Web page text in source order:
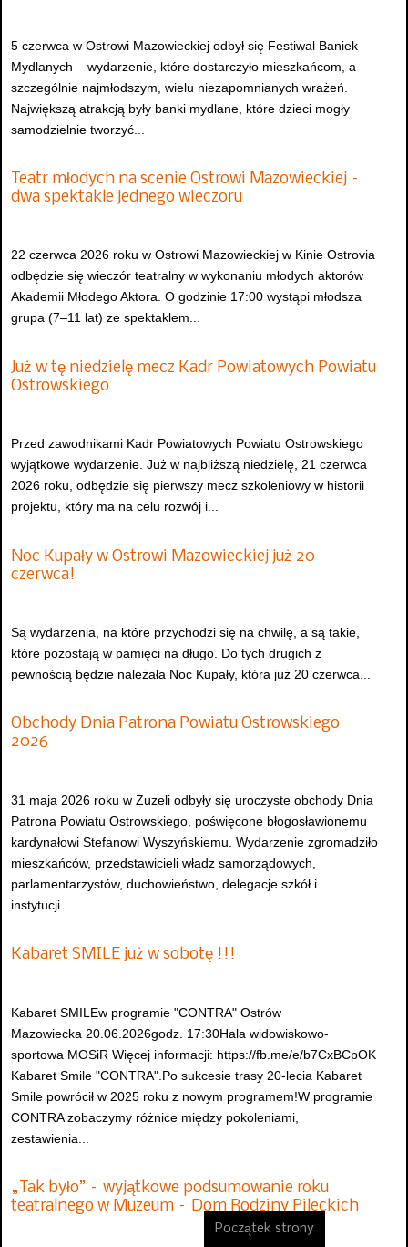
5 czerwca w Ostrowi Mazowieckiej odbył się Festiwal Baniek
Mydlanych – wydarzenie, które dostarczyło mieszkańcom, a
szczególnie najmłodszym, wielu niezapomnianych wrażeń.
Największą atrakcją były banki mydlane, które dzieci mogły
samodzielnie tworzyć...
Teatr młodych na scenie Ostrowi Mazowieckiej –
dwa spektakle jednego wieczoru
22 czerwca 2026 roku w Ostrowi Mazowieckiej w Kinie Ostrovia
odbędzie się wieczór teatralny w wykonaniu młodych aktorów
Akademii Młodego Aktora. O godzinie 17:00 wystąpi młodsza
grupa (7–11 lat) ze spektaklem...
Już w tę niedzielę mecz Kadr Powiatowych Powiatu
Ostrowskiego
Przed zawodnikami Kadr Powiatowych Powiatu Ostrowskiego
wyjątkowe wydarzenie. Już w najbliższą niedzielę, 21 czerwca
2026 roku, odbędzie się pierwszy mecz szkoleniowy w historii
projektu, który ma na celu rozwój i...
Noc Kupały w Ostrowi Mazowieckiej już 20
czerwca!
Są wydarzenia, na które przychodzi się na chwilę, a są takie,
które pozostają w pamięci na długo. Do tych drugich z
pewnością będzie należała Noc Kupały, która już 20 czerwca...
Obchody Dnia Patrona Powiatu Ostrowskiego
2026
31 maja 2026 roku w Zuzeli odbyły się uroczyste obchody Dnia
Patrona Powiatu Ostrowskiego, poświęcone błogosławionemu
kardynałowi Stefanowi Wyszyńskiemu. Wydarzenie zgromadziło
mieszkańców, przedstawicieli władz samorządowych,
parlamentarzystów, duchowieństwo, delegacje szkół i
instytucji...
Kabaret SMILE już w sobotę !!!
Kabaret SMILEw programie "CONTRA" Ostrów
Mazowiecka 20.06.2026godz. 17:30Hala widowiskowo-
sportowa MOSiR Więcej informacji: https://fb.me/e/b7CxBCpOK
Kabaret Smile "CONTRA".Po sukcesie trasy 20-lecia Kabaret
Smile powrócił w 2025 roku z nowym programem!W programie
CONTRA zobaczymy różnice między pokoleniami,
zestawienia...
„Tak było” – wyjątkowe podsumowanie roku
teatralnego w Muzeum – Dom Rodziny Pileckich
Początek strony